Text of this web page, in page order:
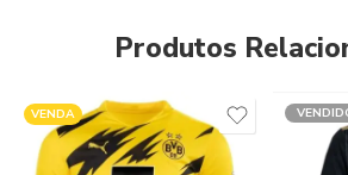
Produtos
VENDA